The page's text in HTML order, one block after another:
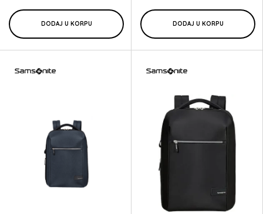
DODAJ U KORPU DODAJ U KORPU